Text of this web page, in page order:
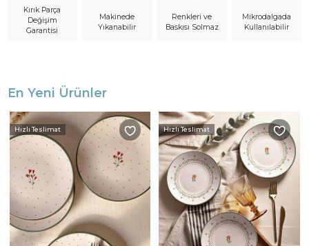
Kırık Parça
Değişim
Garantisi
Makinede
Yıkanabilir
Renkleri ve
Baskısı Solmaz
Mikrodalgada
Kullanılabilir
En Yeni Ürünler
Hızlı Teslimat Hızlı Teslimat